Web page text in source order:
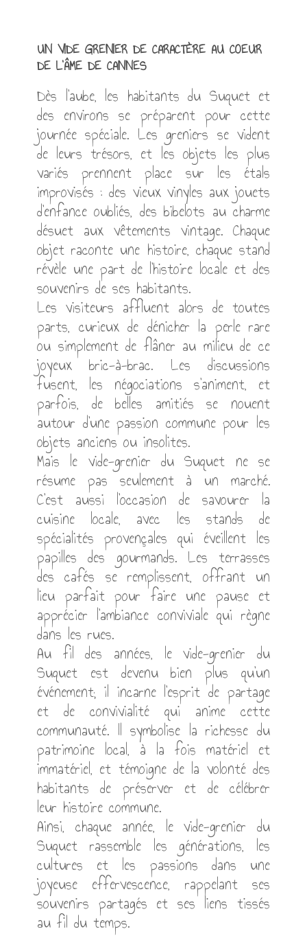
UN VIDE GRENIER DE CARACTÈRE AU COEUR
DE L'ÂME DE CANNES
Dès l'aube, les habitants du Suquet et
des environs se préparent pour cette
journée spéciale. Les greniers se vident
de leurs trésors, et les objets les plus
variés prennent place sur les étals
improvisés : des vieux vinyles aux jouets
d'enfance oubliés, des bibelots au charme
désuet aux vêtements vintage. Chaque
objet raconte une histoire, chaque stand
révèle une part de l'histoire locale et des
souvenirs de ses habitants.
Les visiteurs affluent alors de toutes
parts, curieux de dénicher la perle rare
ou simplement de flâner au milieu de ce
joyeux bric-à-brac. Les discussions
fusent, les négociations s'animent, et
parfois, de belles amitiés se nouent
autour d'une passion commune pour les
objets anciens ou insolites.
Mais le vide-grenier du Suquet ne se
résume pas seulement à un marché.
C'est aussi l'occasion de savourer la
cuisine locale, avec les stands de
spécialités provençales qui éveillent les
papilles des gourmands. Les terrasses
des cafés se remplissent, offrant un
lieu parfait pour faire une pause et
apprécier l'ambiance conviviale qui règne
dans les rues.
Au fil des années, le vide-grenier du
Suquet est devenu bien plus qu'un
événement; il incarne l'esprit de partage
et de convivialité qui anime cette
communauté. Il symbolise la richesse du
patrimoine local, à la fois matériel et
immatériel, et témoigne de la volonté des
habitants de préserver et de célébrer
leur histoire commune.
Ainsi, chaque année, le vide-grenier du
Suquet rassemble les générations, les
cultures et les passions dans une
joyeuse effervescence, rappelant ses